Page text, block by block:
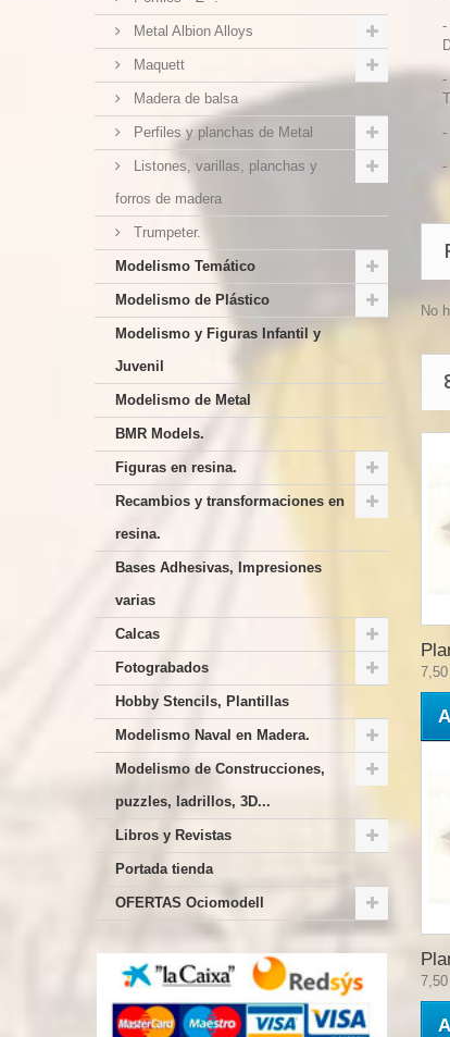
Metal Albion Alloys
Maquett
Madera de balsa
Perfiles y planchas de Metal
Listones, varillas, planchas y
forros de madera
Trumpeter.
Modelismo Temático
Modelismo de Plástico
Modelismo y Figuras Infantil y
Juvenil
Modelismo de Metal
BMR Models.
Figuras en resina.
Recambios y transformaciones en
resina.
Bases Adhesivas, Impresiones
varias
Calcas
Fotograbados
Hobby Stencils, Plantillas
Modelismo Naval en Madera.
Modelismo de Construcciones,
puzzles, ladrillos, 3D...
Libros y Revistas
Portada tienda
OFERTAS Ociomodell
-
-
-
-
No